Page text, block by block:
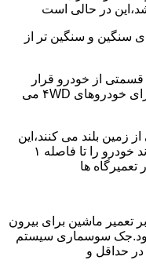
در حالی است
سنگین و سنگین تر از
از خودرو قرار
بگیرد.جک سوسماری از بهترین جک ها برای خودروهای ۴WD می
زمین بلند می کنند،این
درحالی است که جک سوسماری می تواند خودرو را تا فاصله ۱
ها
تعمیر ماشین برای بیرون
شود.جک سوسماری سیستم
در حداقل و